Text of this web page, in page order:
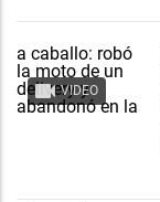
VIDEO